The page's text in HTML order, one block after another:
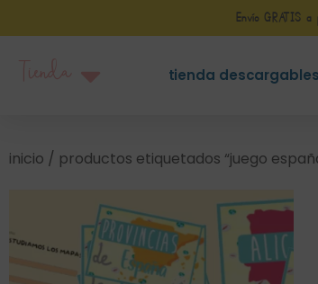
Envío GRATIS
tienda descargables
inicio / productos etiquetados “juego